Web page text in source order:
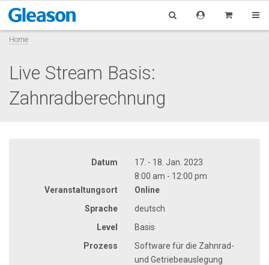
Home
Live Stream Basis:
Zahnradberechnung
Datum
17. - 18. Jan. 2023
8:00 am - 12:00 pm
Veranstaltungsort
Online
Sprache
deutsch
Level
Basis
Prozess
Software für die Zahnrad-
und Getriebeauslegung